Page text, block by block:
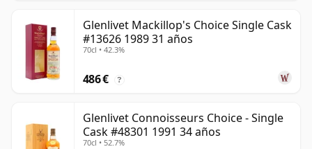
Glenlivet Mackillop's Choice Single Cask
#13626 1989 31 años
70cl • 42.3%
486 € ?
Glenlivet Connoisseurs Choice - Single
Cask #48301 1991 34 años
70cl • 52.7%